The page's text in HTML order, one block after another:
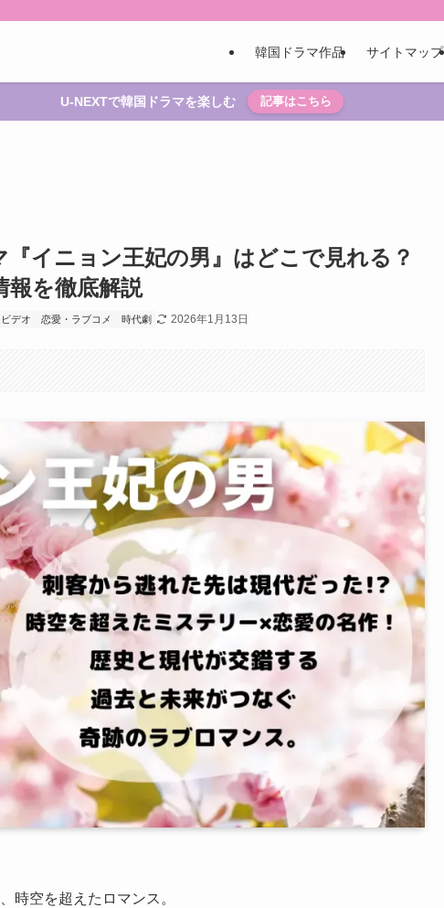
韓国ドラマ作品 サイトマップ
U-NEXTで韓国ドラマを楽しむ 記事はこちら
イニョン王妃の男』はどこで見れる？
報を徹底解説
デオ 恋愛・ラブコメ 時代劇 2026年1月13日
時空を超えたロマンス。